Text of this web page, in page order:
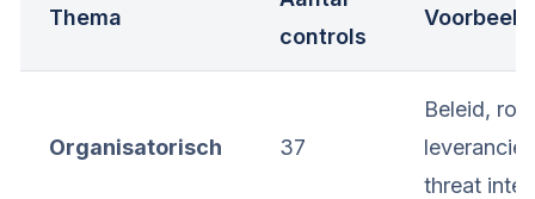
Thema
controls
Organisatorisch 37
Beleid,
threat